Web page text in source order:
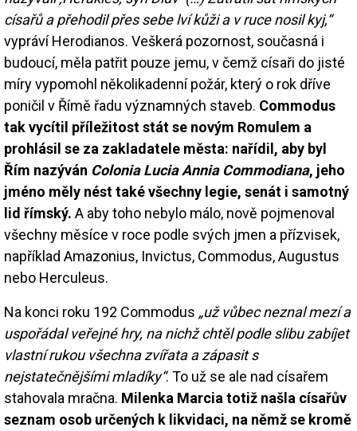
císařů a přehodil přes sebe lví kůži a v ruce nosil kyj,“
vypráví Herodianos. Veškerá pozornost, současná i
budoucí, měla patřit pouze jemu, v čemž císaři do jisté
míry vypomohl několikadenní požár, který o rok dříve
poničil v Římě řadu významných staveb. Commodus
tak vycítil příležitost stát se novým Romulem a
prohlásil se za zakladatele města: nařídil, aby byl
Řím nazýván Colonia Lucia Annia Commodiana, jeho
jméno měly nést také všechny legie, senát i samotný
lid římský. A aby toho nebylo málo, nově pojmenoval
všechny měsíce v roce podle svých jmen a přízvisek,
například Amazonius, Invictus, Commodus, Augustus
nebo Herculeus.
Na konci roku 192 Commodus „už vůbec neznal mezí a
uspořádal veřejné hry, na nichž chtěl podle slibu zabíjet
vlastní rukou všechna zvířata a zápasit s
nejstatečnějšími mladíky“. To už se ale nad císařem
stahovala mračna. Milenka Marcia totiž našla císařův
seznam osob určených k likvidaci, na němž se kromě